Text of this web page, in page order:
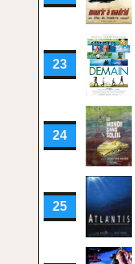
23
24
25